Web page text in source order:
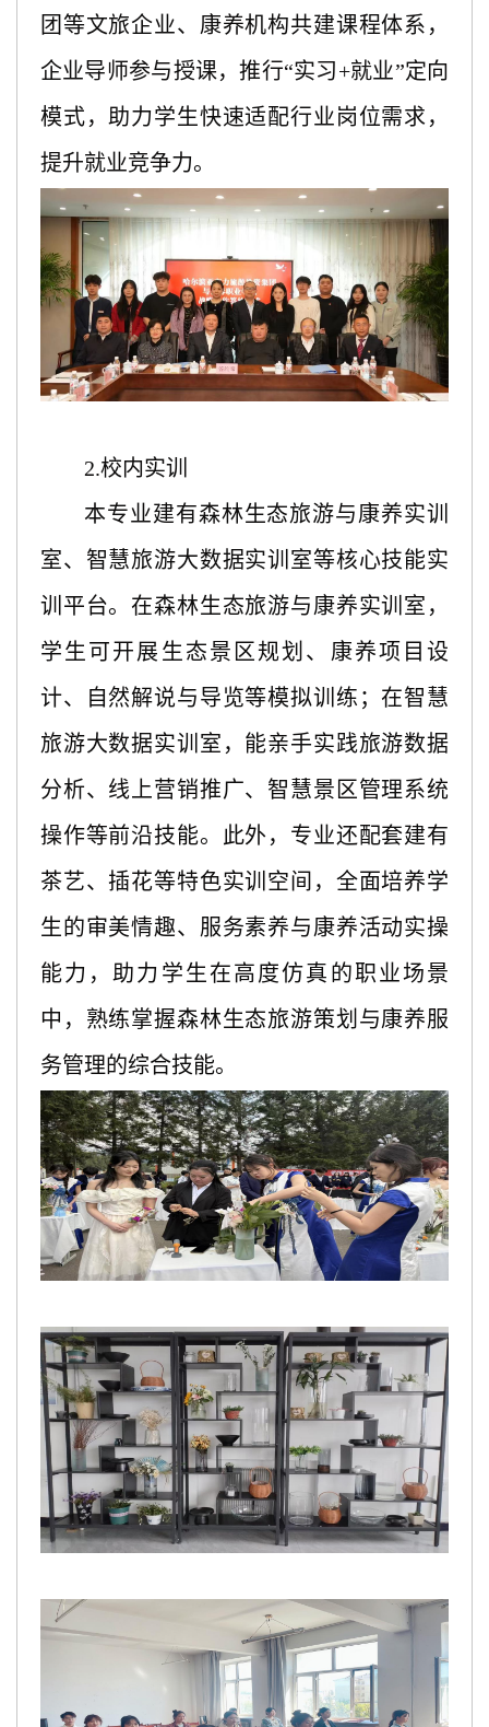
团等文旅企业、康养机构共建课程体系，
企业导师参与授课，推行“实习+就业”定向
模式，助力学生快速适配行业岗位需求，
提升就业竞争力。
2.校内实训
本专业建有森林生态旅游与康养实训
室、智慧旅游大数据实训室等核心技能实
训平台。在森林生态旅游与康养实训室，
学生可开展生态景区规划、康养项目设
计、自然解说与导览等模拟训练；在智慧
旅游大数据实训室，能亲手实践旅游数据
分析、线上营销推广、智慧景区管理系统
操作等前沿技能。此外，专业还配套建有
茶艺、插花等特色实训空间，全面培养学
生的审美情趣、服务素养与康养活动实操
能力，助力学生在高度仿真的职业场景
中，熟练掌握森林生态旅游策划与康养服
务管理的综合技能。